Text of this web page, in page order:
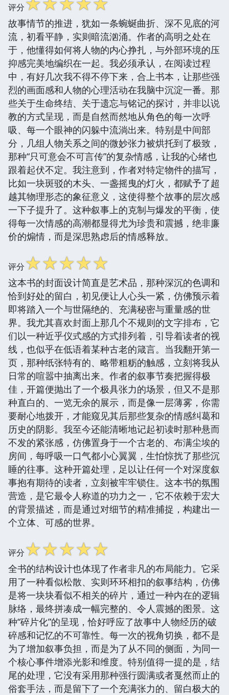
评分
故事情节的推进，犹如一条蜿蜒曲折、深不见底的河
流，初看平静，实则暗流汹涌。作者的高明之处在
于，他懂得如何将人物的内心挣扎，与外部环境的压
抑感完美地编织在一起。我必须承认，在阅读过程
中，有好几次我不得不停下来，合上书本，让那些强
烈的画面感和人物的心理活动在我脑中沉淀一番。那
些关于生命终结、关于遗忘与铭记的探讨，并非以说
教的方式呈现，而是自然而然地从角色的每一次呼
吸、每一个眼神的闪躲中流淌出来。特别是中间部
分，几组人物关系之间的微妙张力被烘托到了极致，
那种“只可意会不可言传”的复杂情感，让我的心绪也
跟着起伏不定。我注意到，作者对特定物件的描写，
比如一块斑驳的木头、一盏摇曳的灯火，都赋予了超
越其物理形态的象征意义，这使得整个故事的层次感
一下子提升了。这种叙事上的克制与爆发的平衡，使
得每一次情感的高潮都显得尤为珍贵和震撼，绝非廉
价的煽情，而是深思熟虑后的情感释放。
评分☆☆☆☆☆
这本书的封面设计简直是艺术品，那种深沉的色调和
恰到好处的留白，初见便让人心头一紧，仿佛预示着
即将踏入一个与世隔绝的、充满秘密与重量感的世
界。我尤其喜欢封面上那几个不规则的文字排布，它
们以一种近乎仪式感的方式排列着，引导着读者的视
线，也似乎在低语着某种古老的箴言。当我翻开第一
页，那种纸张特有的、略带粗粝的触感，立刻将我从
日常的喧嚣中抽离出来。作者的叙事节奏把握得极
佳，开篇便抛出了一个极具张力的场景，但又不是那
种直白的、一览无余的展示，而是像一层薄雾，你需
要耐心地拨开，才能窥见其后那些复杂的情感纠葛和
历史的阴影。我至今还能清晰地记起初读时那种悬而
不发的紧张感，仿佛置身于一个古老的、布满尘埃的
房间，每呼吸一口气都小心翼翼，生怕惊扰了那些沉
睡的往事。这种开篇处理，足以让任何一个对深度叙
事抱有期待的读者，立刻被牢牢锁住。这本书的氛围
营造，是它最令人称道的功力之一，它不依赖于宏大
的背景描述，而是通过对细节的精准捕捉，构建出一
个立体、可感的世界。
评分☆☆☆☆☆
全书的结构设计也体现了作者非凡的布局能力。它采
用了一种看似松散、实则环环相扣的叙事结构，仿佛
是将一块块看似不相关的碎片，通过一种内在的逻辑
脉络，最终拼凑成一幅完整的、令人震撼的图景。这
种“碎片化”的呈现，恰好呼应了故事中人物经历的破
碎感和记忆的不可靠性。每一次的视角切换，都不是
为了增加叙事负担，而是为了从不同的侧面，为同一
个核心事件增添光影和维度。特别值得一提的是，结
尾的处理，它没有采用那种强行圆满或者戛然而止的
俗套手法，而是留下了一个充满张力的、留白极大的